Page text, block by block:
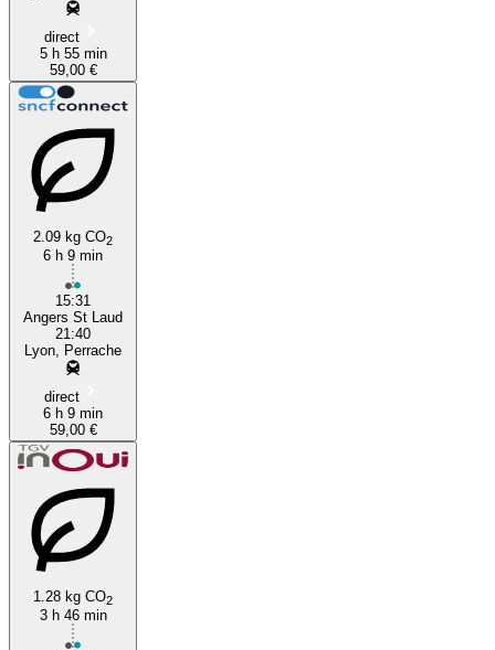
direct
5 h 55 min
59,00 €
2.09 kg CO2
6 h 9 min
15:31
Angers St Laud
21:40
Lyon, Perrache
direct
6 h 9 min
59,00 €
1.28 kg CO2
3 h 46 min